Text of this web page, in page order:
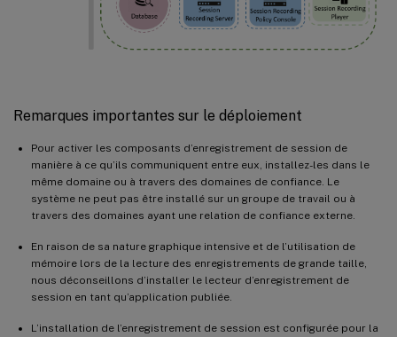
Remarques importantes sur le déploiement
Pour activer les composants d’enregistrement de session de
manière à ce qu’ils communiquent entre eux, installez-les dans le
même domaine ou à travers des domaines de confiance. Le
système ne peut pas être installé sur un groupe de travail ou à
travers des domaines ayant une relation de confiance externe.
En raison de sa nature graphique intensive et de l’utilisation de
mémoire lors de la lecture des enregistrements de grande taille,
nous déconseillons d’installer le lecteur d’enregistrement de
session en tant qu’application publiée.
L’installation de l’enregistrement de session est configurée pour la